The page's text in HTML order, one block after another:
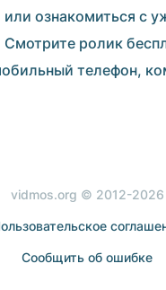
ознакомиться с
ролик
телефон,
vidmos.org © 2012-2026
Сообщить об ошибке